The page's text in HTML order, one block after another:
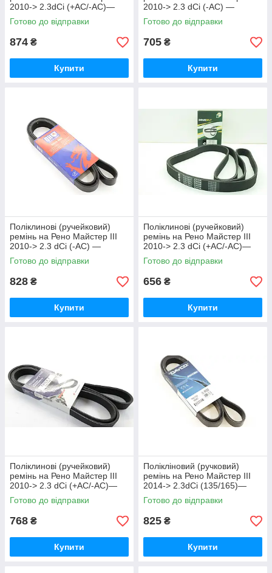
2010-> 2.3dCi (+AC/-AC)—
MEYLE (Германия)
0500071970
Готово до відправки
874 ₴
Купити
2010-> 2.3 dCi (-AC) —
HUTCHINSON (Франція)
1685 K 7
Готово до відправки
705 ₴
Купити
Поліклинові (ручейковий)
ремінь на Рено Майстер III
2010-> 2.3 dCi (-AC) —
QUINTON HAZELL
(Німеччина) QBR71685
Готово до відправки
828 ₴
Купити
Поліклинові (ручейковий)
ремінь на Рено Майстер III
2010-> 2.3 dCi (+AC/-AC)—
BGA (Великобританія)
7PK1975
Готово до відправки
656 ₴
Купити
Поліклинові (ручейковий)
ремінь на Рено Майстер III
2010-> 2.3 dCi (+AC/-AC)—
HUTCHINSON - 1975 K 7
Готово до відправки
768 ₴
Купити
Полікліновий (ручковий)
ремінь на Рено Майстер III
2014-> 2.3dCi (135/165)—
Dayco (Італія) 7PK1750
Готово до відправки
825 ₴
Купити